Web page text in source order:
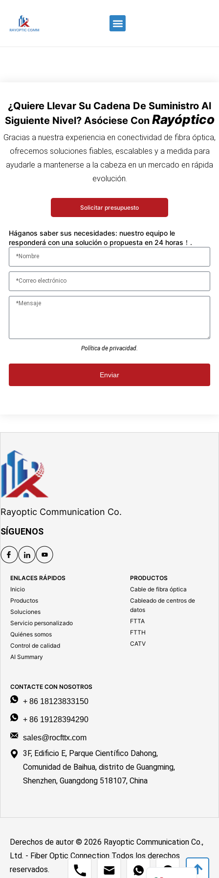
¿Quiere Llevar Su Cadena De Suministro Al
Siguiente Nivel? Asóciese Con Rayóptico
Gracias a nuestra experiencia en conectividad de fibra óptica,
ofrecemos soluciones fiables, escalables y a medida para
ayudarle a mantenerse a la cabeza en un mercado en rápida
evolución.
Solicitar presupuesto
Háganos saber sus necesidades: nuestro equipo le
responderá con una solución o propuesta en 24 horas！.
Política de privacidad.
Enviar
Rayoptic Communication Co.
SÍGUENOS
ENLACES RÁPIDOS
Inicio
Productos
Soluciones
Servicio personalizado
Quiénes somos
Control de calidad
AI Summary
PRODUCTOS
Cable de fibra óptica
Cableado de centros de
datos
FTTA
FTTH
CATV
CONTACTE CON NOSOTROS
+ 86 18123833150
+ 86 19128394290
sales@rocfttx.com
3F, Edificio E, Parque Científico Dahong,
Comunidad de Baihua, distrito de Guangming,
Shenzhen, Guangdong 518107, China
Derechos de autor © 2026 Rayoptic Communication Co.,
Ltd. - Fiber Optic Connection Todos los derechos
reservados.
English